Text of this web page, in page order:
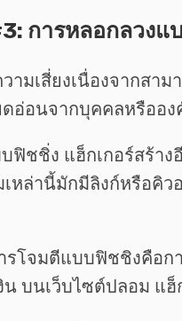
การหลอกลวง
ามเสี่ยงเนื่องจากส
ดอ่อนจากบุคคลหรืออง
ฟิชชิ่ง แฮ็กเกอร์สร้า
หล่านี้มักมีลิงก์หรือคิ
รโจมตีแบบฟิชชิงคือก
น บนเว็บไซต์ปลอม แ